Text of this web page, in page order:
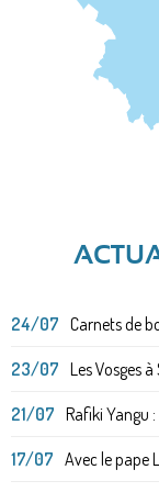
24/07 Carnets de
23/07 Les Vosges à
21/07 Rafiki Yangu :
17/07 Avec le pape